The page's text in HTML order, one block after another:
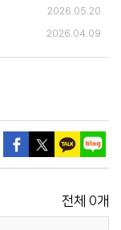
2026.05.20
2026.04.09
전체 0개